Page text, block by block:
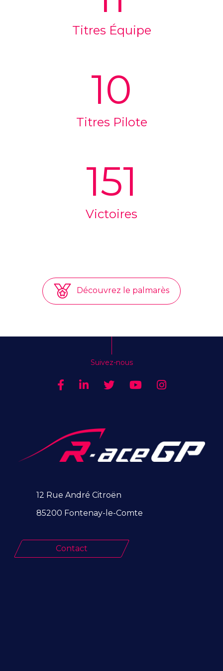
Titres Équipe
10
Titres Pilote
151
Victoires
Découvrez le palmarès
Suivez-nous
12 Rue André Citroën
85200 Fontenay-le-Comte
Contact